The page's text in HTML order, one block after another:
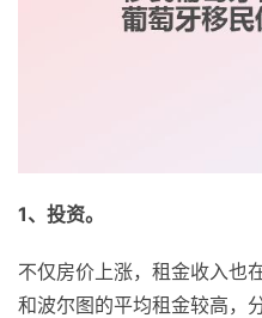
1、投资。
不仅房价上涨，租金收入也
和波尔图的平均租金较高，